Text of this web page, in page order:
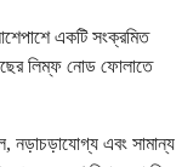
একটি সংক্রমিত
লিম্ফ নোড ফোলাতে
নড়াচড়াযোগ্য এবং সামান্য